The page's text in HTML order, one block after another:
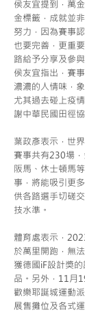
侯友宜提到，萬
金標籤，成就並
努力，因為賽事
也要完善，更重
路給予分享及參與
侯友宜指出，賽
濃濃的人情味，
尤其過去碰上疫
謝中華民國田徑
葉政彥表示，世
賽事共有230場
阪馬、休士頓馬
事，將能吸引更
供各路選手切磋
技水準。
體育處表示，
於萬里開跑，無
獲德國iF設計獎
品。另外，11月
歡樂耶誕城運動
展售攤位及各式